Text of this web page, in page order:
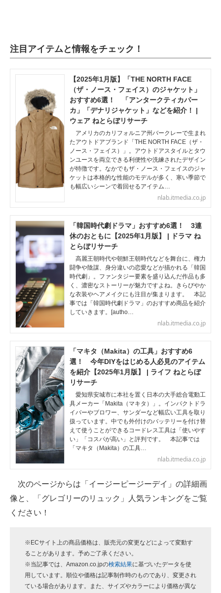
注目アイテムと情報をチェック！
【2025年1月版】「THE NORTH FACE
（ザ・ノース・フェイス）のジャケット」
おすすめ6選！ 「アンタークティカパー
カ」「デナリジャケット」などを紹介！ |
ウェア ねとらぼリサーチ
アメリカのカリフォルニア州バークレーで生まれ
たアウトドアブランド「THE NORTH FACE（ザ・
ノース・フェイス）」。アウトドアスタイルとタウ
ンユースを両立できる利便性や洗練されたデザイン
が特徴です。なかでもザ・ノース・フェイスのジャ
ケットは本格的な性能のモデルが多く、寒い季節で
も幅広いシーンで着回せるアイテム…
nlab.itmedia.co.jp
「韓国時代劇ドラマ」おすすめ6選！ 3連
休のおともに【2025年1月版】 | ドラマ ね
とらぼリサーチ
高麗王朝時代や朝鮮王朝時代などを舞台に、権力
闘争や陰謀、身分違いの恋愛などが描かれる「韓国
時代劇」。ファンタジー要素を盛り込んだ作品も多
く、濃密なストーリーが魅力ですよね。きらびやか
な衣装やヘアメイクにも注目が集まります。 本記
事では「韓国時代劇ドラマ」のおすすめ商品を紹介
していきます。[autho…
nlab.itmedia.co.jp
「マキタ（Makita）の工具」おすすめ6
選！ 今年DIYをはじめる人必見のアイテム
を紹介【2025年1月版】 | ライフ ねとらぼ
リサーチ
愛知県安城市に本社を置く日本の大手総合電動工
具メーカー「Makita（マキタ）」。インパクトドラ
イバーやブロワー、サンダーなど幅広い工具を取り
扱っています。中でも外付けのバッテリーを付け替
えて使うことができるコードレス工具は「使いやす
い」「コスパが高い」と評判です。 本記事では
「マキタ（Makita）の工具…
nlab.itmedia.co.jp
次のページからは「イージーピージーデイ」の詳細画
像と、「グレゴリーのリュック」人気ランキングをご覧
ください！
※ECサイト上の商品価格は、販売元の変更などによって変動す
ることがあります。予めご了承ください。
※当記事では、Amazon.co.jpの検索結果に基づいたデータを使
用しています。順位や価格は記事制作時のものであり、変更され
ている場合があります。また、サイズやカラーにより価格が異な